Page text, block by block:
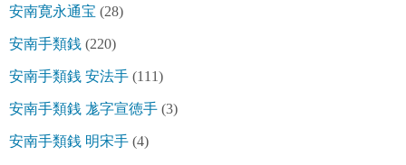
安南寛永通宝 (28)
安南手類銭 (220)
安南手類銭 安法手 (111)
安南手類銭 尨字宣徳手 (3)
安南手類銭 明宋手 (4)